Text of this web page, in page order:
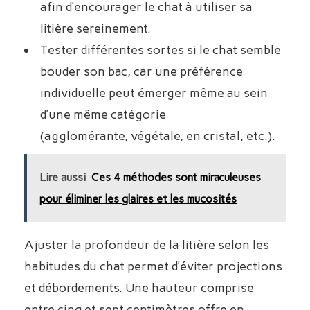
afin d’encourager le chat à utiliser sa
litière sereinement.
Tester différentes sortes si le chat semble
bouder son bac, car une préférence
individuelle peut émerger même au sein
d’une même catégorie
(agglomérante, végétale, en cristal, etc.).
Lire aussi Ces 4 méthodes sont miraculeuses
pour éliminer les glaires et les mucosités
Ajuster la profondeur de la litière selon les
habitudes du chat permet d’éviter projections
et débordements. Une hauteur comprise